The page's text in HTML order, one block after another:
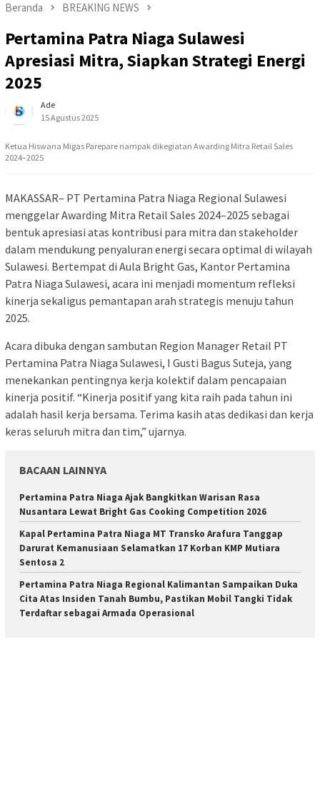
Beranda BREAKING NEWS
Pertamina Patra Niaga Sulawesi
Apresiasi Mitra, Siapkan Strategi Energi
2025
Ade
15 Agustus 2025
Ketua Hiswana Migas Parepare nampak dikegiatan Awarding Mitra Retail Sales
2024–2025
MAKASSAR– PT Pertamina Patra Niaga Regional Sulawesi
menggelar Awarding Mitra Retail Sales 2024–2025 sebagai
bentuk apresiasi atas kontribusi para mitra dan stakeholder
dalam mendukung penyaluran energi secara optimal di wilayah
Sulawesi. Bertempat di Aula Bright Gas, Kantor Pertamina
Patra Niaga Sulawesi, acara ini menjadi momentum refleksi
kinerja sekaligus pemantapan arah strategis menuju tahun
2025.
Acara dibuka dengan sambutan Region Manager Retail PT
Pertamina Patra Niaga Sulawesi, I Gusti Bagus Suteja, yang
menekankan pentingnya kerja kolektif dalam pencapaian
kinerja positif. “Kinerja positif yang kita raih pada tahun ini
adalah hasil kerja bersama. Terima kasih atas dedikasi dan kerja
keras seluruh mitra dan tim,” ujarnya.
BACAAN LAINNYA
Pertamina Patra Niaga Ajak Bangkitkan Warisan Rasa
Nusantara Lewat Bright Gas Cooking Competition 2026
Kapal Pertamina Patra Niaga MT Transko Arafura Tanggap
Darurat Kemanusiaan Selamatkan 17 Korban KMP Mutiara
Sentosa 2
Pertamina Patra Niaga Regional Kalimantan Sampaikan Duka
Cita Atas Insiden Tanah Bumbu, Pastikan Mobil Tangki Tidak
Terdaftar sebagai Armada Operasional